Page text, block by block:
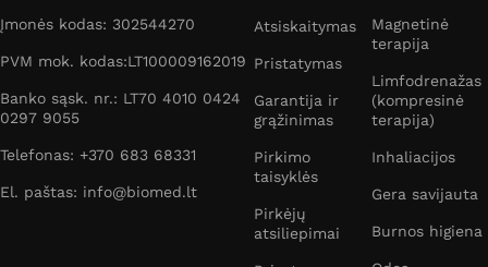
Įmonės kodas: 302544270
PVM mok. kodas:LT100009162019
Banko sąsk. nr.: LT70 4010 0424
0297 9055
Telefonas: +370 683 68331
El. paštas: info@biomed.lt
Atsiskaitymas
Pristatymas
Garantija ir
grąžinimas
Pirkimo
taisyklės
Pirkėjų
atsiliepimai
Magnetinė
terapija
Limfodrenažas
(kompresinė
terapija)
Inhaliacijos
Gera savijauta
Burnos higiena